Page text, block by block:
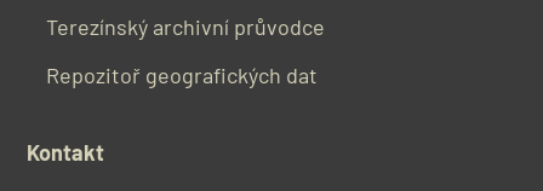
Terezínský archivní průvodce
Repozitoř geografických dat
Kontakt